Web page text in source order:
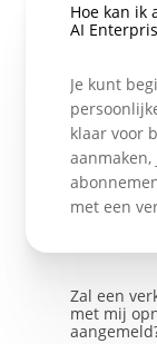
Hoe kan ik
AI
Je kunt
klaar voor
met een
Zal een
met mij